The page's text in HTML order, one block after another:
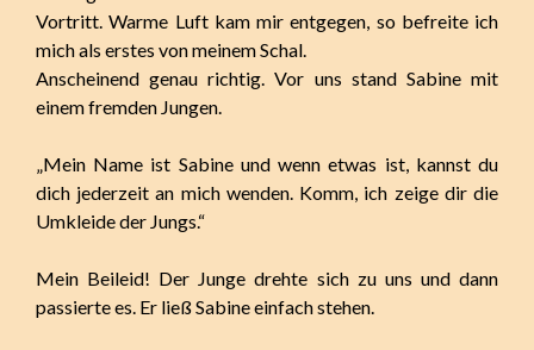
Vortritt. Warme Luft kam mir entgegen, so befreite ich
mich als erstes von meinem Schal.
Anscheinend genau richtig. Vor uns stand Sabine mit
einem fremden Jungen.
„Mein Name ist Sabine und wenn etwas ist, kannst du
dich jederzeit an mich wenden. Komm, ich zeige dir die
Umkleide der Jungs.“
Mein Beileid! Der Junge drehte sich zu uns und dann
passierte es. Er ließ Sabine einfach stehen.